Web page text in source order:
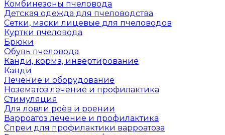
Комбинезоны пчеловода
Детская одежда для пчеловодства
Сетки, маски лицевые для пчеловодов
Куртки пчеловода
Брюки
Обувь пчеловода
Канди, корма, инвертирование
Канди
Лечение и оборудование
Нозематоз лечение и профилактика
Стимуляция
Для ловли роёв и роении
Варроатоз лечение и профилактика
Спреи для профилактики варроатоза